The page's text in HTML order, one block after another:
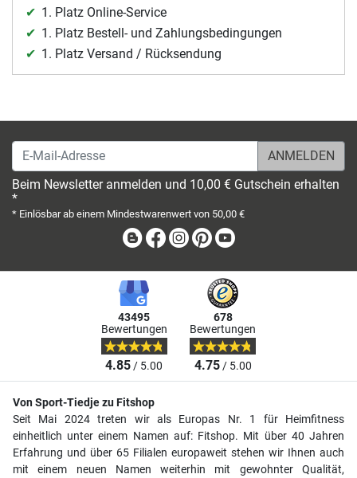
1. Platz Online-Service
1. Platz Bestell- und Zahlungsbedingungen
1. Platz Versand / Rücksendung
E-Mail-Adresse
Beim Newsletter anmelden und 10,00 € Gutschein erhalten
*
* Einlösbar ab einem Mindestwarenwert von 50,00 €
BlogFacebook
Instagram
Pinterest
43495
Bewertungen
4.85/ 5.00
678
Bewertungen
4.75/ 5.00
Von Sport-Tiedje zu Fitshop
Seit Mai 2024 treten wir als Europas Nr. 1 für Heimfitness
einheitlich unter einem Namen auf: Fitshop. Mit über 40 Jahren
Erfahrung und über 65 Filialen europaweit stehen wir Ihnen auch
mit einem neuen Namen weiterhin mit gewohnter Qualität,